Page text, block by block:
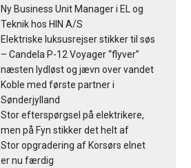
Ny Business Unit Manager i EL og
Teknik hos HIN A/S
Elektriske luksusrejser stikker til søs
– Candela P-12 Voyager “flyver”
næsten lydløst og jævn over vandet
Koble med første partner i
Sønderjylland
Stor efterspørgsel på elektrikere,
men på Fyn stikker det helt af
Stor opgradering af Korsørs elnet
er nu færdig